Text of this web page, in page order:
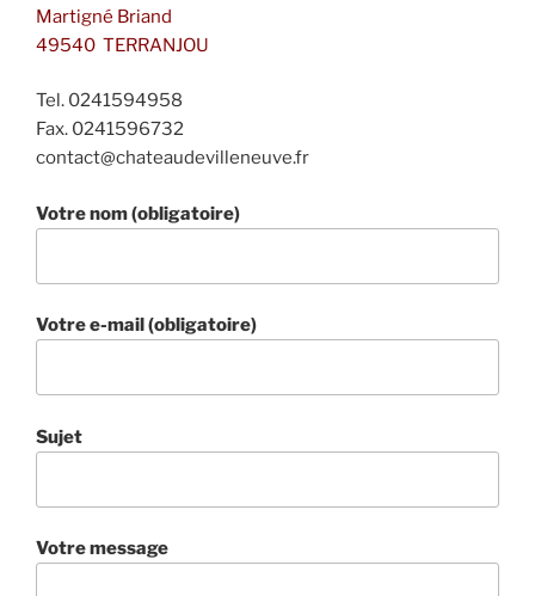
Martigné Briand
49540 TERRANJOU
Tel. 0241594958
Fax. 0241596732
contact@chateaudevilleneuve.fr
Votre nom (obligatoire)
Votre e-mail (obligatoire)
Sujet
Votre message